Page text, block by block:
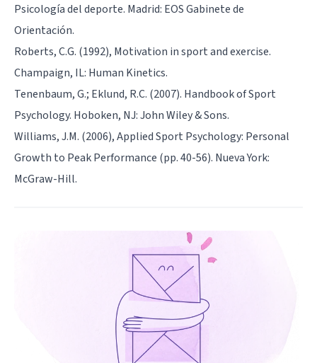
Psicología del deporte. Madrid: EOS Gabinete de
Orientación.
Roberts, C.G. (1992), Motivation in sport and exercise.
Champaign, IL: Human Kinetics.
Tenenbaum, G.; Eklund, R.C. (2007). Handbook of Sport
Psychology. Hoboken, NJ: John Wiley & Sons.
Williams, J.M. (2006), Applied Sport Psychology: Personal
Growth to Peak Performance (pp. 40-56). Nueva York:
McGraw-Hill.